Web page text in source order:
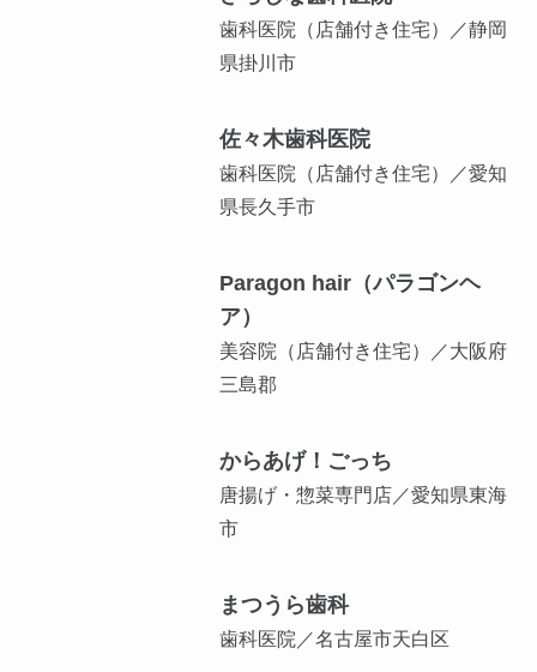
歯科医院（店舗付き住宅）／静岡
県掛川市
佐々木歯科医院
歯科医院（店舗付き住宅）／愛知
県長久手市
Paragon hair（パラゴンヘ
ア）
美容院（店舗付き住宅）／大阪府
三島郡
からあげ！ごっち
唐揚げ・惣菜専門店／愛知県東海
市
まつうら歯科
歯科医院／名古屋市天白区